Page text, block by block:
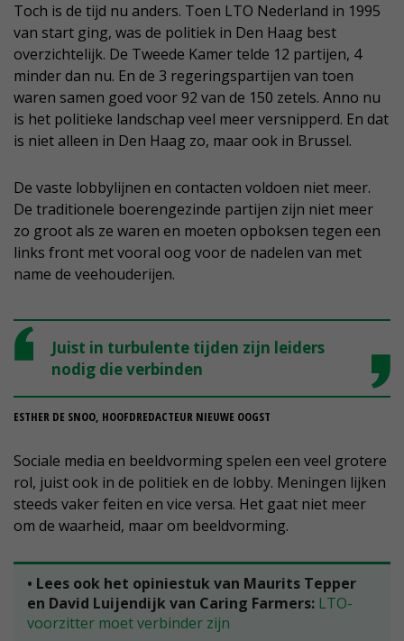
Toch is de tijd nu anders. Toen LTO Nederland in 1995
van start ging, was de politiek in Den Haag best
overzichtelijk. De Tweede Kamer telde 12 partijen, 4
minder dan nu. En de 3 regeringspartijen van toen
waren samen goed voor 92 van de 150 zetels. Anno nu
is het politieke landschap veel meer versnipperd. En dat
is niet alleen in Den Haag zo, maar ook in Brussel.
De vaste lobbylijnen en contacten voldoen niet meer.
De traditionele boerengezinde partijen zijn niet meer
zo groot als ze waren en moeten opboksen tegen een
links front met vooral oog voor de nadelen van met
name de veehouderijen.
Juist in turbulente tijden zijn leiders
nodig die verbinden
ESTHER DE SNOO, HOOFDREDACTEUR NIEUWE OOGST
Sociale media en beeldvorming spelen een veel grotere
rol, juist ook in de politiek en de lobby. Meningen lijken
steeds vaker feiten en vice versa. Het gaat niet meer
om de waarheid, maar om beeldvorming.
• Lees ook het opiniestuk van Maurits Tepper
en David Luijendijk van Caring Farmers: LTO-
voorzitter moet verbinder zijn